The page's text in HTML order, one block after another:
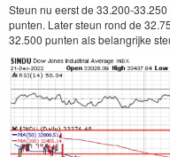
Steun nu eerst de 33.200-
punten. Later steun rond de
32.500 punten als belangrijke